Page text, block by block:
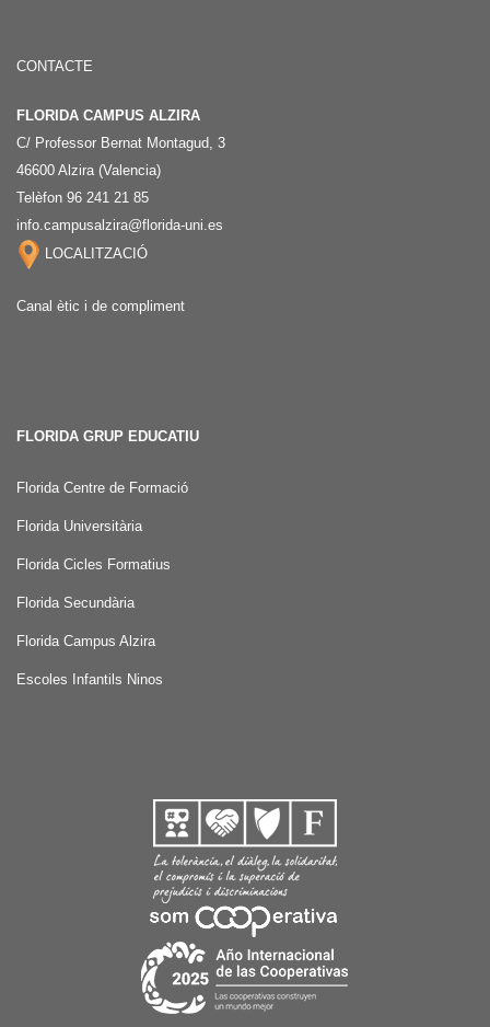
CONTACTE
FLORIDA CAMPUS ALZIRA
C/ Professor Bernat Montagud, 3
46600 Alzira (Valencia)
Telèfon 96 241 21 85
info.campusalzira@florida-uni.es
LOCALITZACIÓ
Canal ètic i de compliment
FLORIDA GRUP EDUCATIU
Florida Centre de Formació
Florida Universitària
Florida Cicles Formatius
Florida Secundària
Florida Campus Alzira
Escoles Infantils Ninos